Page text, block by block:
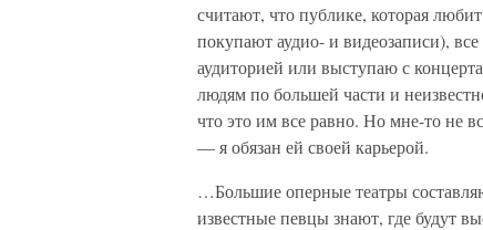
считают, что публике, которая
покупают аудио- и видеозаписи),
аудиторией или выступаю с
людям по большей части и
что это им все равно. Но мне-то не
— я обязан ей своей карьерой.
…Большие оперные театры
известные певцы знают, где будут